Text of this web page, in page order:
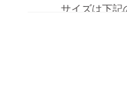
サイズは下記